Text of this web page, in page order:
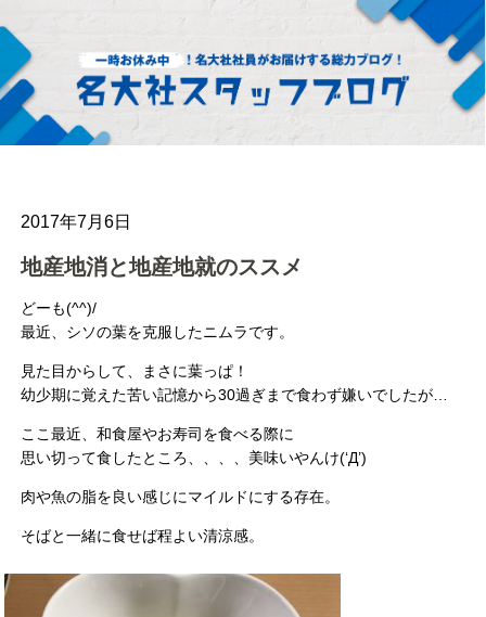
2017年7月6日
地産地消と地産地就のススメ
どーも(^^)/
最近、シソの葉を克服したニムラです。
見た目からして、まさに葉っぱ！
幼少期に覚えた苦い記憶から30過ぎまで食わず嫌いでしたが…
ここ最近、和食屋やお寿司を食べる際に
思い切って食したところ、、、、美味いやんけ(‘Д’)
肉や魚の脂を良い感じにマイルドにする存在。
そばと一緒に食せば程よい清涼感。